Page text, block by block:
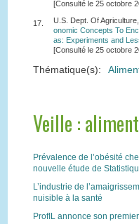
[Consulté le 25 octobre
17. U.S. Dept. Of
onomic Concepts To
as: Experiments and
[Consulté le 25 octobre
Thématique(s):
Veille :
Prévalence de l’obésité
nouvelle étude de
L’industrie de
nuisible à la santé
ProfIL annonce son